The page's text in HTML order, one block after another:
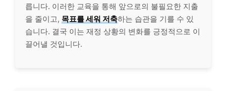
릅니다. 이러한 교육을 통해 앞으로의 불필요한 지출
을 줄이고, 목표를 세워 저축하는 습관을 기를 수 있
습니다. 결국 이는 재정 상황의 변화를 긍정적으로 이
끌어낼 것입니다.